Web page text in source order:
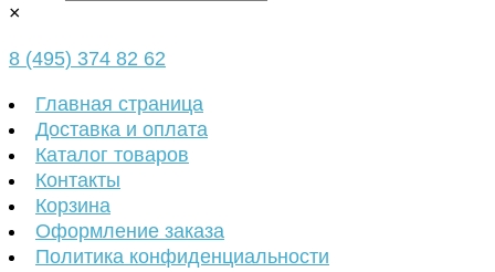
×
8 (495) 374 82 62
Главная страница
Доставка и оплата
Каталог товаров
Контакты
Корзина
Оформление заказа
Политика конфиденциальности